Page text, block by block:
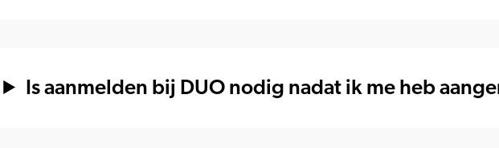
Is aanmelden bij DUO nodig nadat ik me heb